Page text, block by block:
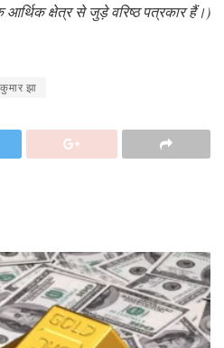
क्षेत्र से जुड़े वरिष्ठ पत्रकार हैं।)
झा